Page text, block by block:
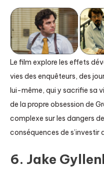
Le film explore les effets
vies des enquêteurs, des
lui-même, qui y sacrifie sa
de la propre obsession de
complexe sur les dangers
conséquences de s’investir
6. Jake